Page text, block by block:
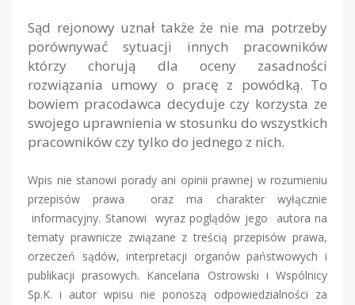
Sąd rejonowy uznał także że nie ma potrzeby
porównywać sytuacji innych pracowników
którzy chorują dla oceny zasadności
rozwiązania umowy o pracę z powódką. To
bowiem pracodawca decyduje czy korzysta ze
swojego uprawnienia w stosunku do wszystkich
pracowników czy tylko do jednego z nich.
Wpis nie stanowi porady ani opinii prawnej w rozumieniu
przepisów prawa oraz ma charakter wyłącznie
informacyjny. Stanowi wyraz poglądów jego autora na
tematy prawnicze związane z treścią przepisów prawa,
orzeczeń sądów, interpretacji organów państwowych i
publikacji prasowych. Kancelaria Ostrowski i Wspólnicy
Sp.K. i autor wpisu nie ponoszą odpowiedzialności za